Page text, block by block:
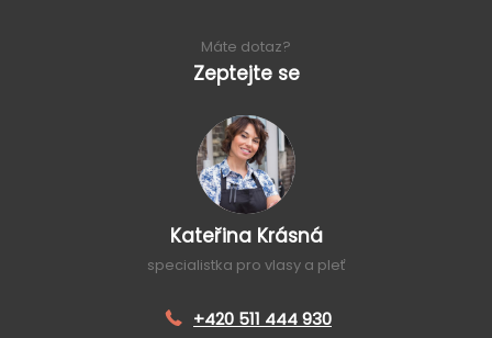
Máte dotaz?
Zeptejte se
Kateřina Krásná
specialistka pro vlasy a pleť
+420 511 444 930